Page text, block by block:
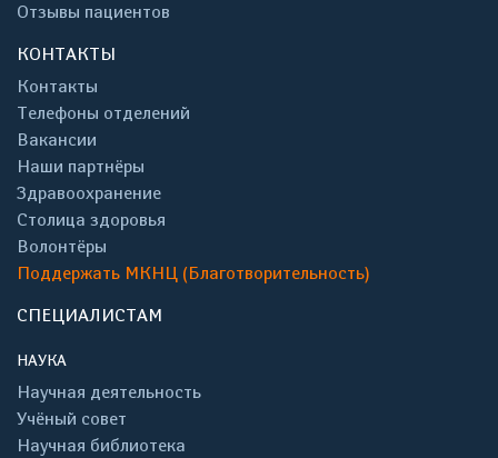
Отзывы пациентов
КОНТАКТЫ
Контакты
Телефоны отделений
Вакансии
Наши партнёры
Здравоохранение
Столица здоровья
Волонтёры
Поддержать МКНЦ (Благотворительность)
СПЕЦИАЛИСТАМ
НАУКА
Научная деятельность
Учёный совет
Научная библиотека